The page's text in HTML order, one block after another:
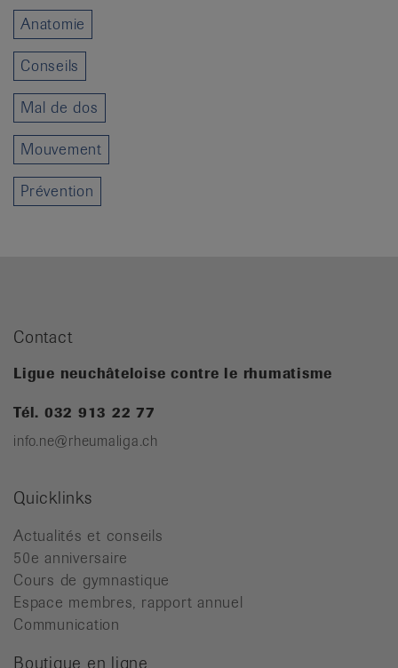
Anatomie
Conseils
Mal de dos
Mouvement
Prévention
Contact
Ligue neuchâteloise contre le rhumatisme
Tél. 032 913 22 77
info.ne@rheumaliga.ch
Quicklinks
Actualités et conseils
50e anniversaire
Cours de gymnastique
Espace membres, rapport annuel
Communication
Boutique en ligne